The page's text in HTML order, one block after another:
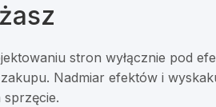
stron wyłącznie pod
Nadmiar efektów i
sprzęcie.